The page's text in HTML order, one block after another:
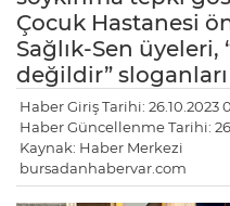
Çocuk Hastanesi
Sağlık-Sen üyeleri,
değildir” sloganları
Haber Giriş Tarihi: 26.10.2023
Haber Güncellenme Tarihi:
Kaynak: Haber Merkezi
bursadanhabervar.com